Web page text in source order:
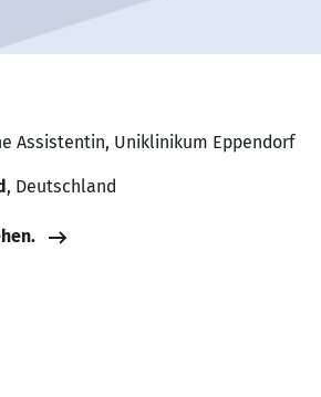
Assistentin, Uniklinikum Eppendorf
, Deutschland